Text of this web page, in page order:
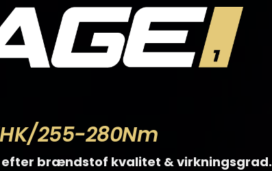
255-280Nm
brændstof kvalitet & virkningsgrad.